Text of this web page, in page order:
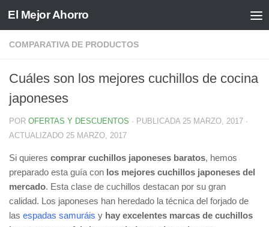
Saltar al contenido
El Mejor Ahorro
COMPARATIVA DE PRODUCTOS
Cuáles son los mejores cuchillos de cocina
japoneses
POR OFERTAS Y DESCUENTOS · PUBLICADA 25 MARZO, 2017 ·
ACTUALIZADO 25 MARZO, 2017
Si quieres comprar cuchillos japoneses baratos, hemos
preparado esta guía con los mejores cuchillos japoneses del
mercado. Esta clase de cuchillos destacan por su gran
calidad. Los japoneses han heredado la técnica del forjado de
las espadas samuráis y hay excelentes marcas de cuchillos